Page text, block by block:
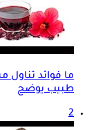
ما فوائد
طبيب يوضح
2